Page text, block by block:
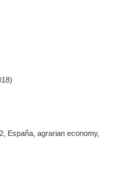
España, agrarian economy,